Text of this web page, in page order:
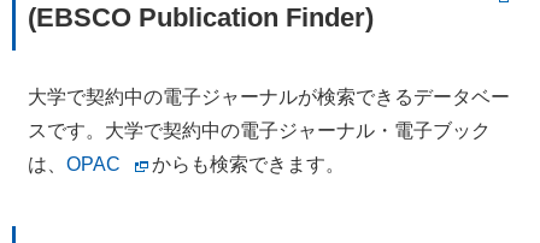
(EBSCO Publication Finder)
大学で契約中の電子ジャーナルが検索できるデータベー
スです。大学で契約中の電子ジャーナル・電子ブック
は、 OPAC からも検索できます。